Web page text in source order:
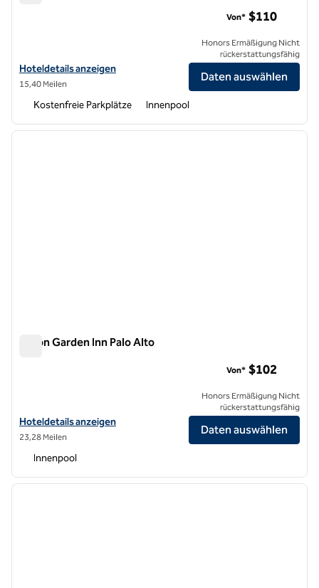
Hoteldetails für Hilton Garden Inn Oakland/San Leandro anzeigen
Hoteldetails anzeigen
15,40 Meilen
Von* $110
Honors Ermäßigung Nicht
rückerstattungsfähig
Daten auswählen
Kostenfreie Parkplätze Innenpool
1 von 12
Hilton Garden Inn Palo Alto
Hoteldetails für das Hilton Garden Inn Palo Alto anzeigen
Hoteldetails anzeigen
23,28 Meilen
Von* $102
Honors Ermäßigung Nicht
rückerstattungsfähig
Daten auswählen
Innenpool
1 von 12